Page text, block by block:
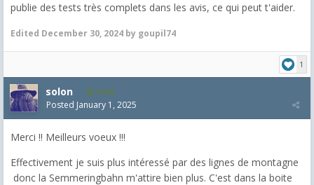
publie des tests très complets dans les avis, ce qui peut t'aider.
Edited December 30, 2024 by goupil74
1
solon 1,548
Posted January 1, 2025
Merci !! Meilleurs voeux !!!
Effectivement je suis plus intéressé par des lignes de montagne
donc la Semmeringbahn m'attire bien plus. C'est dans la boite